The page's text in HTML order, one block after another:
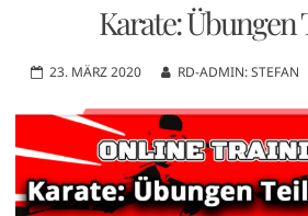
Karate: Übungen
23. MÄRZ 2020 RD-ADMIN: STEFAN